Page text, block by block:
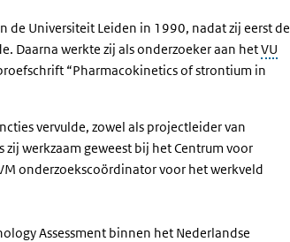
de Universiteit Leiden in 1990, nadat zij eerst de
Daarna werkte zij als onderzoeker aan hetVU
“Pharmacokinetics of strontium in
vervulde, zowel als projectleider van
werkzaam geweest bij het Centrum voor
onderzoekscoördinator voor het werkveld
Assessment binnen het Nederlandse